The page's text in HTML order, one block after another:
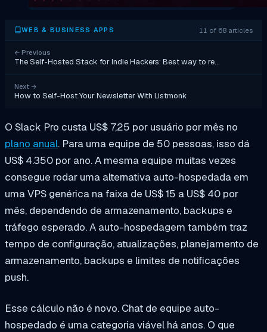
WEB & BUSINESS APPS 11 of 68 articles
← Previous
The Self-Hosted Stack for Indie Hackers: Best way to re…
Next →
How to Self-Host Your Newsletter With Listmonk
O Slack Pro custa US$ 7,25 por usuário por mês no
plano anual. Para uma equipe de 50 pessoas, isso dá
US$ 4.350 por ano. A mesma equipe muitas vezes
consegue rodar uma alternativa auto-hospedada em
uma VPS genérica na faixa de US$ 15 a US$ 40 por
mês, dependendo de armazenamento, backups e
tráfego esperado. A auto-hospedagem também traz
tempo de configuração, atualizações, planejamento de
armazenamento, backups e limites de notificações
push.
Esse cálculo não é novo. Chat de equipe auto-
hospedado é uma categoria viável há anos. O que